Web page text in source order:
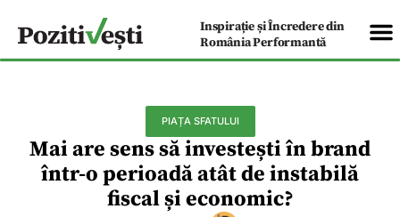
Inspirație și Încredere din
România Performantă
PIAȚA SFATULUI
Mai are sens să investești în brand
într-o perioadă atât de instabilă
fiscal și economic?